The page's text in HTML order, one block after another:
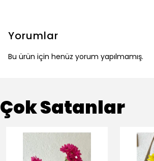
Yorumlar
Bu ürün için henüz yorum yapılmamış.
Çok Satanlar